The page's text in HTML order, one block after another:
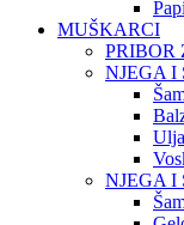
MUŠKARCI
PRIBOR
NJEGA I
NJEGA I